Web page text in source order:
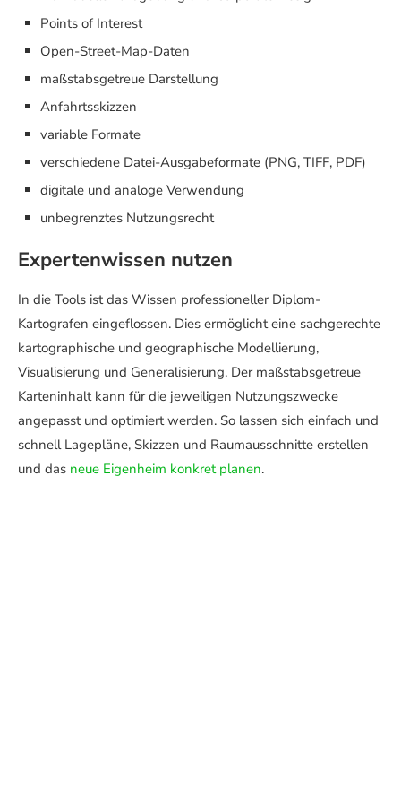
Points of Interest
Open-Street-Map-Daten
maßstabsgetreue Darstellung
Anfahrtsskizzen
variable Formate
verschiedene Datei-Ausgabeformate (PNG, TIFF, PDF)
digitale und analoge Verwendung
unbegrenztes Nutzungsrecht
Expertenwissen nutzen
In die Tools ist das Wissen professioneller Diplom-
Kartografen eingeflossen. Dies ermöglicht eine sachgerechte
kartographische und geographische Modellierung,
Visualisierung und Generalisierung. Der maßstabsgetreue
Karteninhalt kann für die jeweiligen Nutzungszwecke
angepasst und optimiert werden. So lassen sich einfach und
schnell Lagepläne, Skizzen und Raumausschnitte erstellen
und das neue Eigenheim konkret planen.